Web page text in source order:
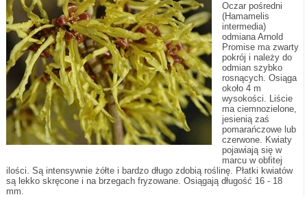
Oczar pośredni
(Hamamelis
intermedia)
odmiana Arnold
Promise ma zwarty
pokrój i należy do
odmian szybko
rosnących. Osiąga
około 4 m
wysokości. Liście
ma ciemnozielone,
jesienią zaś
pomarańczowe lub
czerwone. Kwiaty
pojawiają się w
marcu w obfitej
ilości. Są intensywnie żółte i bardzo długo zdobią roślinę. Płatki kwiatów
są lekko skręcone i na brzegach fryzowane. Osiągają długość 16 - 18
mm.